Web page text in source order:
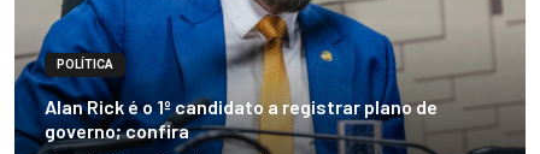
POLÍTICA
Alan Rick é o 1º candidato a registrar plano de
governo; confira